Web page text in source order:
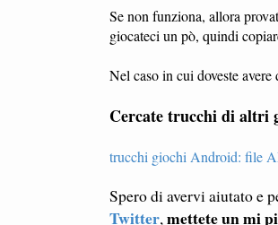
Se non funziona, allora
giocateci un pò, quindi
Nel caso in cui doveste
Cercate trucchi di altri
trucchi giochi Android: file
Spero di avervi aiutato e
Twitter, mettete un mi